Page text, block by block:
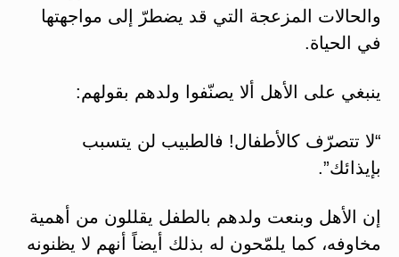
والحالات المزعجة التي قد يضطرّ إلى مواجهتها
في الحياة.
ينبغي على الأهل ألا يصنّفوا ولدهم بقولهم:
“لا تتصرّف كالأطفال! فالطبيب لن يتسبب
بإيذائك”.
إن الأهل وبنعت ولدهم بالطفل يقللون من أهمية
مخاوفه، كما يلمّحون له بذلك أيضاً أنهم لا يظنونه